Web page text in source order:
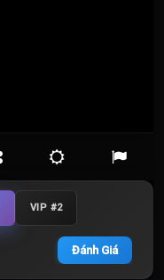
VIP #2
Đánh Giá